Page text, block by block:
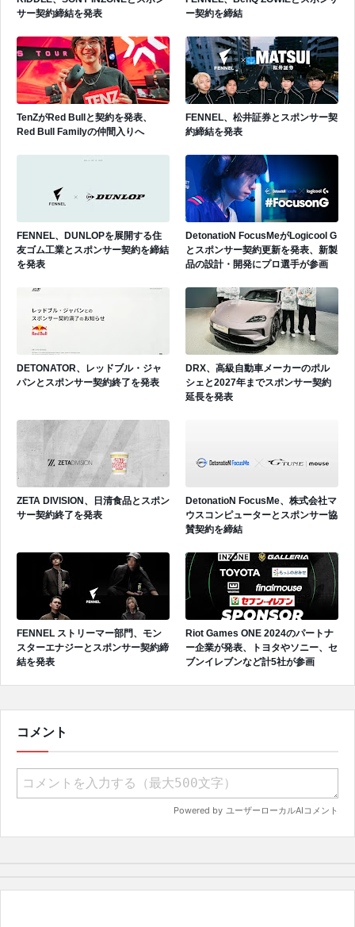
サー契約締結を発表
ー契約を締結
TenZがRed Bullと契約を発表、
Red Bull Familyの仲間入りへ
FENNEL、松井証券とスポンサー契
約締結を発表
FENNEL、DUNLOPを展開する住
友ゴム工業とスポンサー契約を締結
を発表
DetonatioN FocusMeがLogicool G
とスポンサー契約更新を発表、新製
品の設計・開発にプロ選手が参画
DETONATOR、レッドブル・ジャ
パンとスポンサー契約終了を発表
DRX、高級自動車メーカーのポル
シェと2027年までスポンサー契約
延長を発表
ZETA DIVISION、日清食品とスポン
サー契約終了を発表
DetonatioN FocusMe、株式会社マ
ウスコンピューターとスポンサー協
賛契約を締結
FENNEL ストリーマー部門、モン
スターエナジーとスポンサー契約締
結を発表
Riot Games ONE 2024のパートナ
ー企業が発表、トヨタやソニー、セ
ブンイレブンなど計5社が参画
コメント